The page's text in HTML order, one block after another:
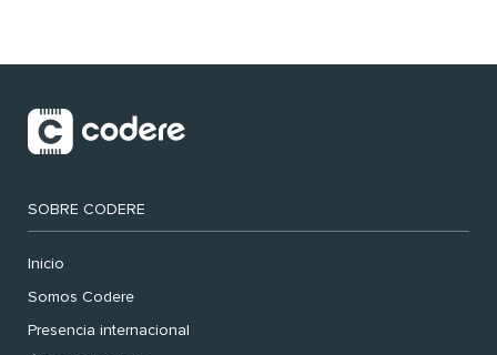
SOBRE CODERE
Inicio
Somos Codere
Presencia internacional